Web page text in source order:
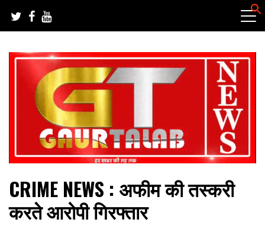
content
गौरतलब न्यूज
CRIME NEWS : अफीम की तस्करी
करते आरोपी गिरफ्तार